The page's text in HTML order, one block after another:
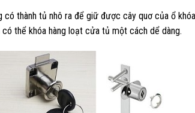
thành tủ nhô ra để giữ được cây quơ của ổ
thể khóa hàng loạt cửa tủ một cách dể dàng.